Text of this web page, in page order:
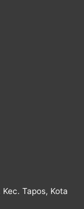
Kec. Tapos, Kota